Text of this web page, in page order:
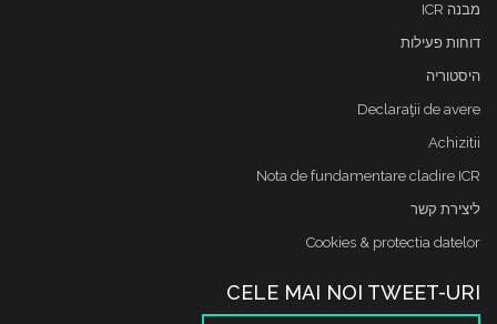
מבנה ICR
דוחות פעילות
היסטוריה
Declaraţii de avere
Achizitii
Nota de fundamentare cladire ICR
ליצירת קשר
Cookies & protectia datelor
CELE MAI NOI TWEET-URI